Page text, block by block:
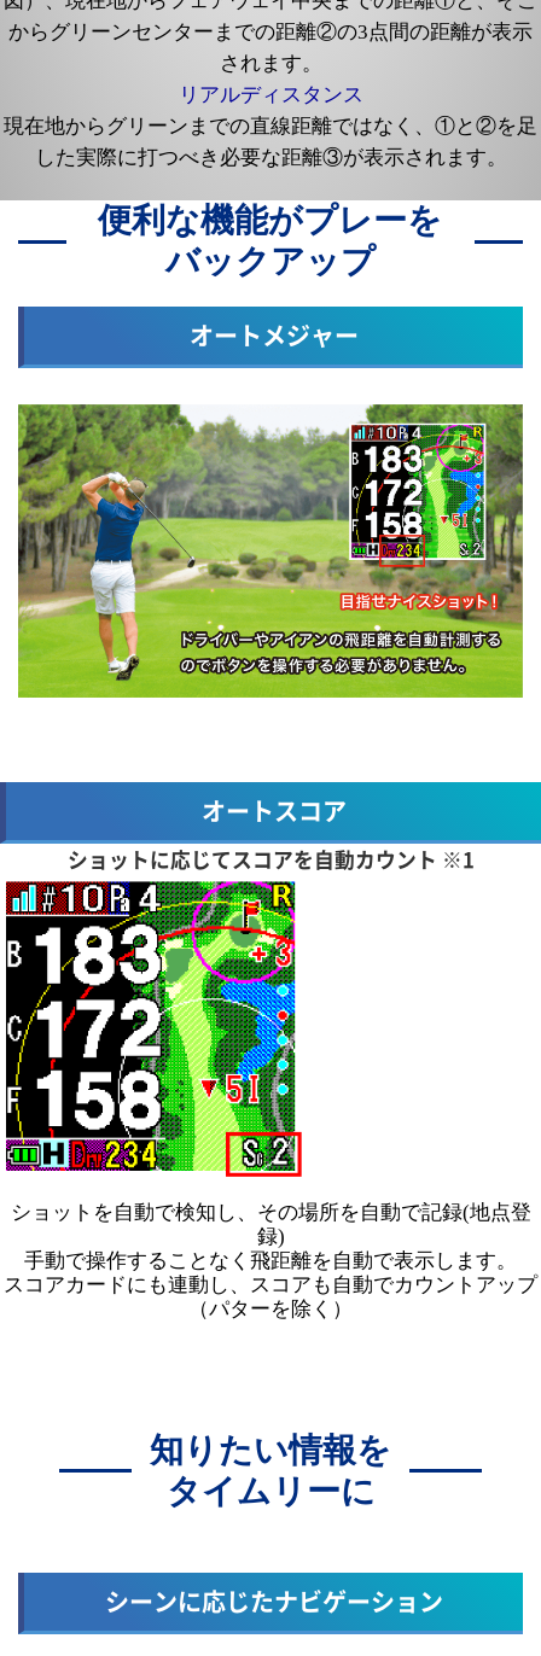
からグリーンセンターまでの距離②の3点間の距離が表示
されます。
リアルディスタンス
現在地からグリーンまでの直線距離ではなく、①と②を足
した実際に打つべき必要な距離③が表示されます。
便利な機能がプレーを
バックアップ
オートメジャー
オートスコア
ショットに応じてスコアを自動カウント ※1
ショットを自動で検知し、その場所を自動で記録(地点登
録)
手動で操作することなく飛距離を自動で表示します。
スコアカードにも連動し、スコアも自動でカウントアップ
（パターを除く）
知りたい情報を
タイムリーに
シーンに応じたナビゲーション